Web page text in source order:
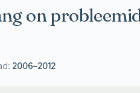
on
2006–2012